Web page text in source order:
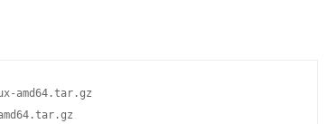
amd64.tar.gz